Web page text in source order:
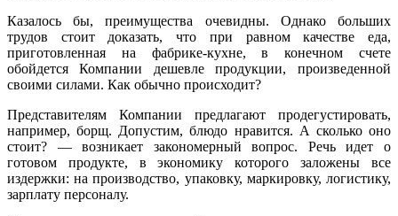
Казалось бы, преимущества очевидны. Однако больших
трудов стоит доказать, что при равном качестве еда,
приготовленная на фабрике-кухне, в конечном счете
обойдется Компании дешевле продукции, произведенной
своими силами. Как обычно происходит?
Представителям Компании предлагают продегустировать,
например, борщ. Допустим, блюдо нравится. А сколько оно
стоит? — возникает закономерный вопрос. Речь идет о
готовом продукте, в экономику которого заложены все
издержки: на производство, упаковку, маркировку, логистику,
зарплату персоналу.